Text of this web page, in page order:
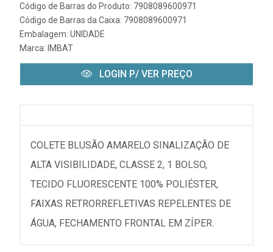
Código de Barras do Produto: 7908089600971
Código de Barras da Caixa: 7908089600971
Embalagem: UNIDADE
Marca: IMBAT
LOGIN P/ VER PREÇO
COLETE BLUSÃO AMARELO SINALIZAÇÃO DE
ALTA VISIBILIDADE, CLASSE 2, 1 BOLSO,
TECIDO FLUORESCENTE 100% POLIÉSTER,
FAIXAS RETRORREFLETIVAS REPELENTES DE
ÁGUA, FECHAMENTO FRONTAL EM ZÍPER.